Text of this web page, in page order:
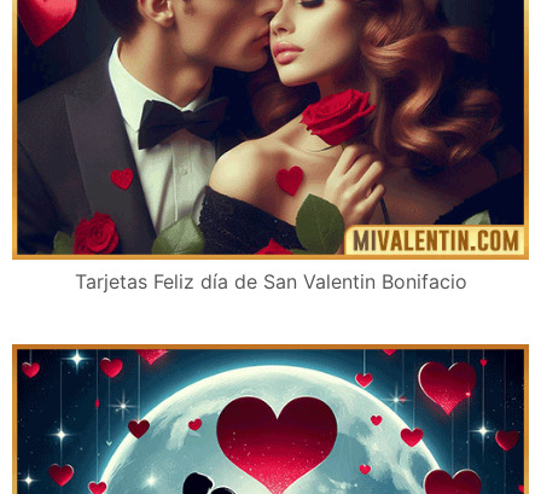
Tarjetas Feliz día de San Valentin Bonifacio